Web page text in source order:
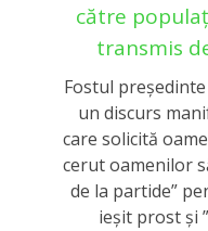
către
transmis
Fostul
un discurs
care solicită
cerut oamenilor
de la partide”
ieșit prost și